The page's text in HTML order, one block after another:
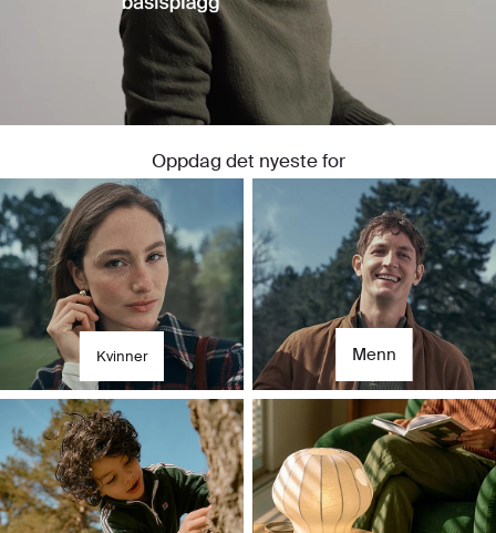
Til henne
For ham
Oppdag det nyeste for
Kvinner Menn